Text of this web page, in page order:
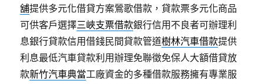
舖提供多元化借貸方案鶯歌借款，貸款票多元化商品
可供客戶選擇三峽支票借款銀行信用不良者可辦理利
息銀行貸款信用借錢民間貸款管道樹林汽車借款提供
利息最低汽車貸款利用辦理免聯徵免保人大額借貸放
款新竹汽車典當工廠資金的多種借款服務擁有專業服